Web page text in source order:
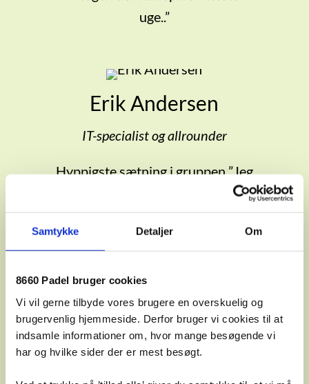
Samtykke Detaljer Om
8660 Padel bruger cookies
Vi vil gerne tilbyde vores brugere en overskuelig og
brugervenlig hjemmeside. Derfor bruger vi cookies til at
indsamle informationer om, hvor mange besøgende vi
har og hvilke sider der er mest besøgt.
uge..”
Erik Andersen
IT-specialist og allrounder
Hyppigste sætning i gruppen ”Jeg
Michael Thrane
Hyppigste sætning i gruppen
”Det skal vi have en pris på”